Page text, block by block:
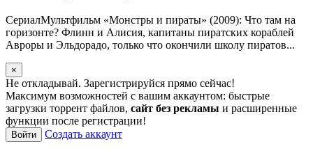
СериалМультфильм «Монстры и пираты» (2009): Что там на
горизонте? Флинн и Алисия, капитаны пиратских кораблей
Авроры и Эльдорадо, только что окончили школу пиратов...
×
Не откладывай. Зарегистрируйся прямо сейчас!
Максимум возможностей с вашим аккаунтом: быстрые
загрузки торрент файлов, сайт без рекламы и расширенные
функции после регистрации!
Войти Создать аккаунт